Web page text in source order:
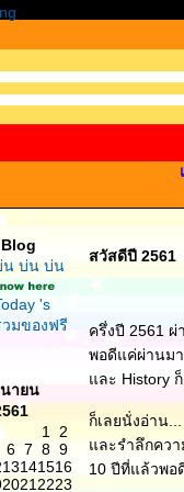
น บ่น บ่น
's
มของฟรี
ายน
1
2
6 7 8 9
13141516
2021 2223
สวัสดีปี 2561
ครึ่งปี 2561 ผ่
พอดีแค่ผ่านมา
ละ History ก็
ก็เลยนั่งอ่าน...
ละรำลึกควา
10 ปีที่แล้วพอ